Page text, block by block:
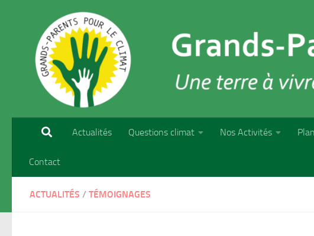
Skip to content
Actualités Questions climat Nos Activités
Contact
ACTUALITÉS / TÉMOIGNAGES